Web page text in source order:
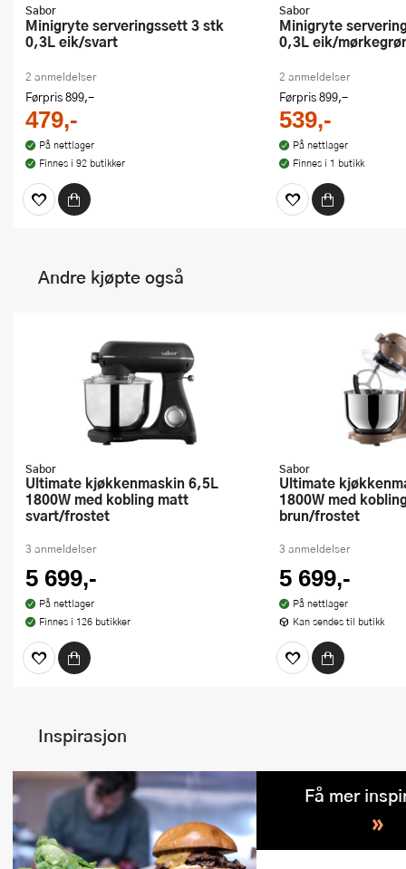
Sabor
Minigryte serveringssett 3 stk
0,3L eik/svart
2 anmeldelser
Førpris899,-
479,-
På nettlager
Finnes i 92 butikker
Sabor
Minigryte serveringssett 3 stk
0,3L eik/
2 anmeldelser
Førpris899,-
539,-
På nettlager
Finnes i 1 butikk
Andre kjøpte også
Sabor
Ultimate kjøkkenmaskin 6,5L
1800W med kobling matt
svart/frostet
3 anmeldelser
5 699,-
På nettlager
Finnes i 126 butikker
Sabor
Ultimate kjøkkenmaskin 6,5L
1800W med
brun/frostet
3 anmeldelser
5 699,-
På nettlager
Kan sendes til butikk
Inspirasjon
Få mer
»